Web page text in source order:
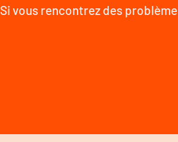
Si vous rencontrez des